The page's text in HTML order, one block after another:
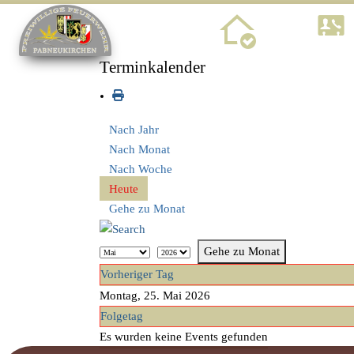
Terminkalender
Nach Jahr
Nach Monat
Nach Woche
Heute
Gehe zu Monat
Gehe zu Monat
Vorheriger Tag
Montag, 25. Mai 2026
Folgetag
Es wurden keine Events gefunden